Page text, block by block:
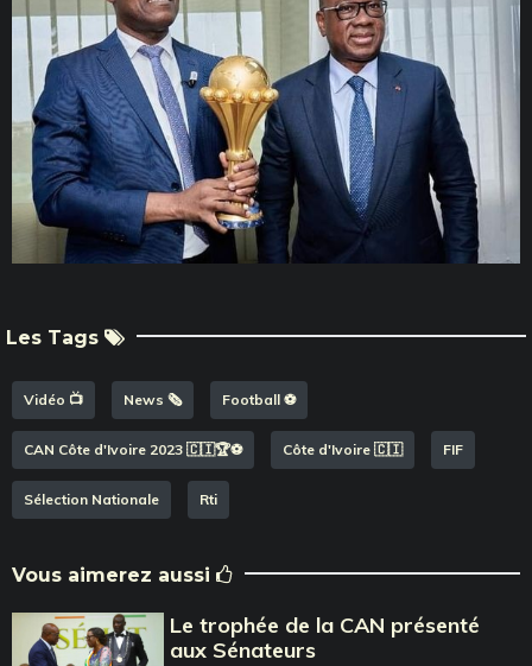
Les Tags
Vidéo 📺 News 🗞️ Football ⚽️
CAN Côte d'Ivoire 2023 🇨🇮🏆⚽️ Côte d'Ivoire 🇨🇮 FIF
Sélection Nationale Rti
Vous aimerez aussi
Le trophée de la CAN présenté
aux Sénateurs